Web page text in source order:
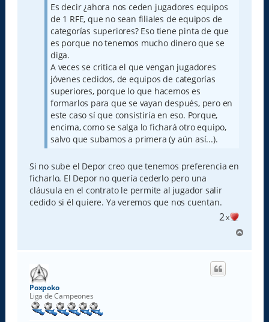
Es decir ¿ahora nos ceden jugadores equipos
de 1 RFE, que no sean filiales de equipos de
categorías superiores? Eso tiene pinta de que
es porque no tenemos mucho dinero que se
diga.
A veces se critica el que vengan jugadores
jóvenes cedidos, de equipos de categorías
superiores, porque lo que hacemos es
formarlos para que se vayan después, pero en
este caso sí que consistiría en eso. Porque,
encima, como se salga lo fichará otro equipo,
salvo que subamos a primera (y aún así...).
Si no sube el Depor creo que tenemos preferencia en
ficharlo. El Depor no quería cederlo pero una
cláusula en el contrato le permite al jugador salir
cedido si él quiere. Ya veremos que nos cuentan.
2x
r
Poxpoko
Liga de Campeones